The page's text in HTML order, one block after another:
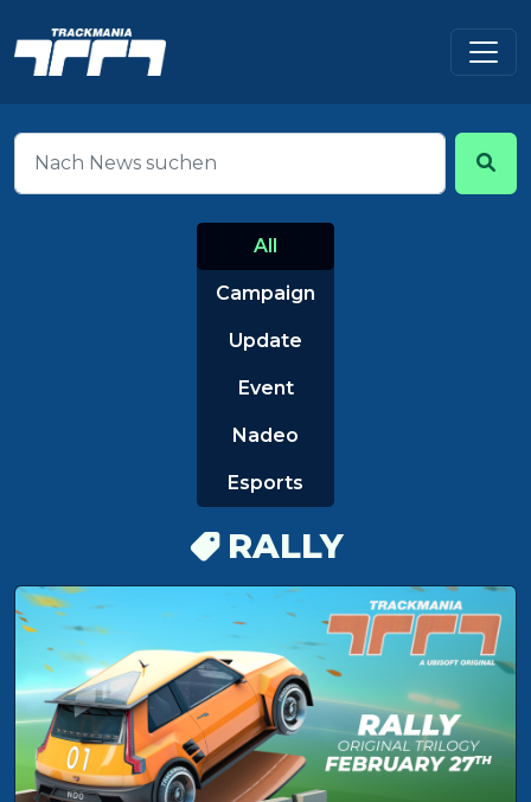
All
Campaign
Update
Event
Nadeo
Esports
RALLY